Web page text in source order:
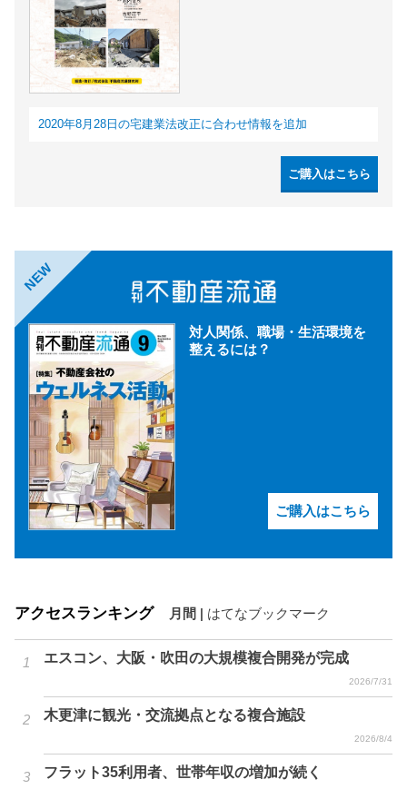
2020年8月28日の宅建業法改正に合わせ情報を追加
ご購入はこちら
NEW
対人関係、職場・生活環境を
整えるには？
ご購入はこちら
アクセスランキング 月間 はてなブックマーク
エスコン、大阪・吹田の大規模複合開発が完成
2026/7/31
木更津に観光・交流拠点となる複合施設
2026/8/4
フラット35利用者、世帯年収の増加が続く